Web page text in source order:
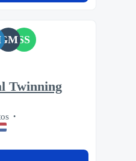
SS
Twinning